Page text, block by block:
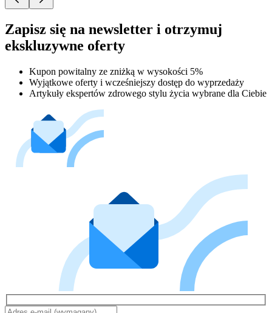
Zapisz się na newsletter i otrzymuj
ekskluzywne oferty
Kupon powitalny ze zniżką w wysokości 5%
Wyjątkowe oferty i wcześniejszy dostęp do wyprzedaży
Artykuły ekspertów zdrowego stylu życia wybrane dla Ciebie